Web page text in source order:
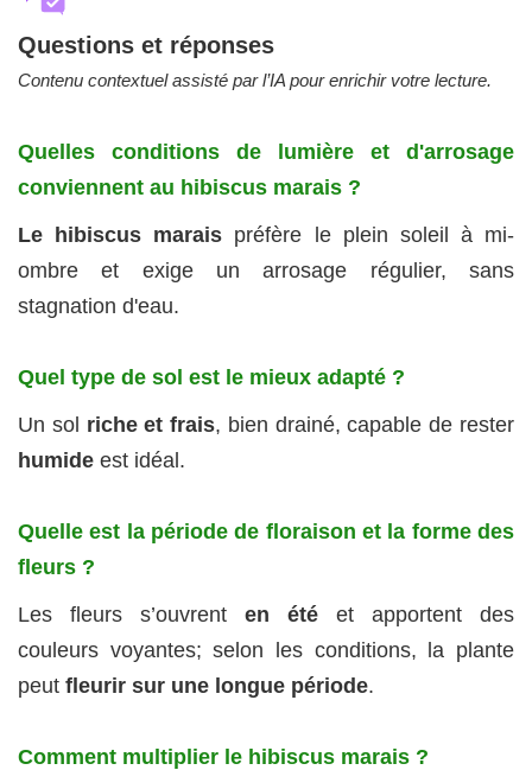
Questions et réponses
Contenu contextuel assisté par l’IA pour enrichir votre lecture.
Quelles conditions de lumière et d'arrosage
conviennent au hibiscus marais ?
Le hibiscus marais préfère le plein soleil à mi-
ombre et exige un arrosage régulier, sans
stagnation d'eau.
Quel type de sol est le mieux adapté ?
Un sol riche et frais, bien drainé, capable de rester
humide est idéal.
Quelle est la période de floraison et la forme des
fleurs ?
Les fleurs s’ouvrent en été et apportent des
couleurs voyantes; selon les conditions, la plante
peut fleurir sur une longue période.
Comment multiplier le hibiscus marais ?